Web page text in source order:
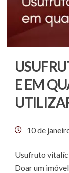
E EM
10 de
Usufruto
Doar um